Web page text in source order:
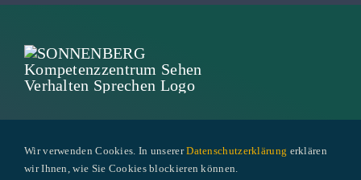
Landhausstrasse 20 | CH-6340 Baar
Telefon041 767 78 33|info@sonnenberg-
Wir verwenden Cookies. In unsererDatenschutzerklärung erklären
wir Ihnen, wie Sie Cookies blockieren können.